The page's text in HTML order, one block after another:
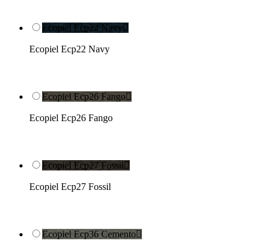
Ecopiel Ecp22 Navy 
Ecopiel Ecp22 Navy
Ecopiel Ecp26 Fango
Ecopiel Ecp26 Fango
Ecopiel Ecp27 Fossil
Ecopiel Ecp27 Fossil
Ecopiel Ecp36 Cemento